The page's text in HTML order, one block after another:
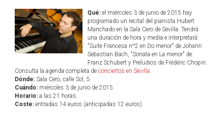
Qué:el miércoles 3 de junio de 2015 hay
programado un recital del pianista Hubert
Manchado en la Sala Cero de Sevilla. Tendrá
una duración de hora y media e interpretará:
"Suite Francesa nº2 en Do menor" de Johann
Sebastian Bach, "Sonata en La menor" de
Franz Schubert y Preludios de Frédéric Chopin.
Consulta la agenda completa de conciertos en Sevilla.
Dónde: Sala Cero, calle Sol, 5.
Cuándo: miércoles 3 de junio de 2015.
Horario: a las 21 horas.
Coste: entradas 14 euros (anticipadas 12 euros).